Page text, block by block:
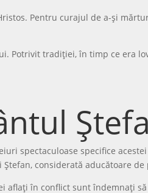
Pentru curajul de a-și
Potrivit tradiției, în timp ce era
spectaculoase specifice
considerată aducătoare
în conflict sunt îndemnați